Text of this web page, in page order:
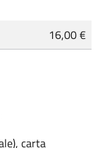
16,00 €
carta